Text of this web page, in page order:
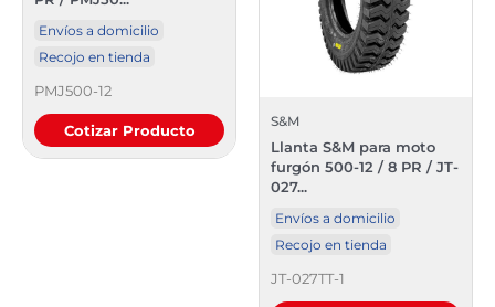
Envíos a domicilio
Recojo en tienda
PMJ500-12
Cotizar Producto
S&M
Llanta S&M para moto
furgón 500-12 / 8 PR / JT-
027...
Envíos a domicilio
Recojo en tienda
JT-027TT-1